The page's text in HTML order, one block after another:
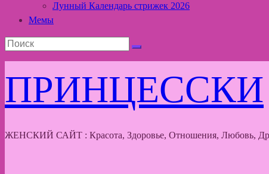
Лунный Календарь стрижек 2026
Мемы
ПРИНЦЕССКИ
ЖЕНСКИЙ САЙТ : Красота, Здоровье, Отношения, Любовь,